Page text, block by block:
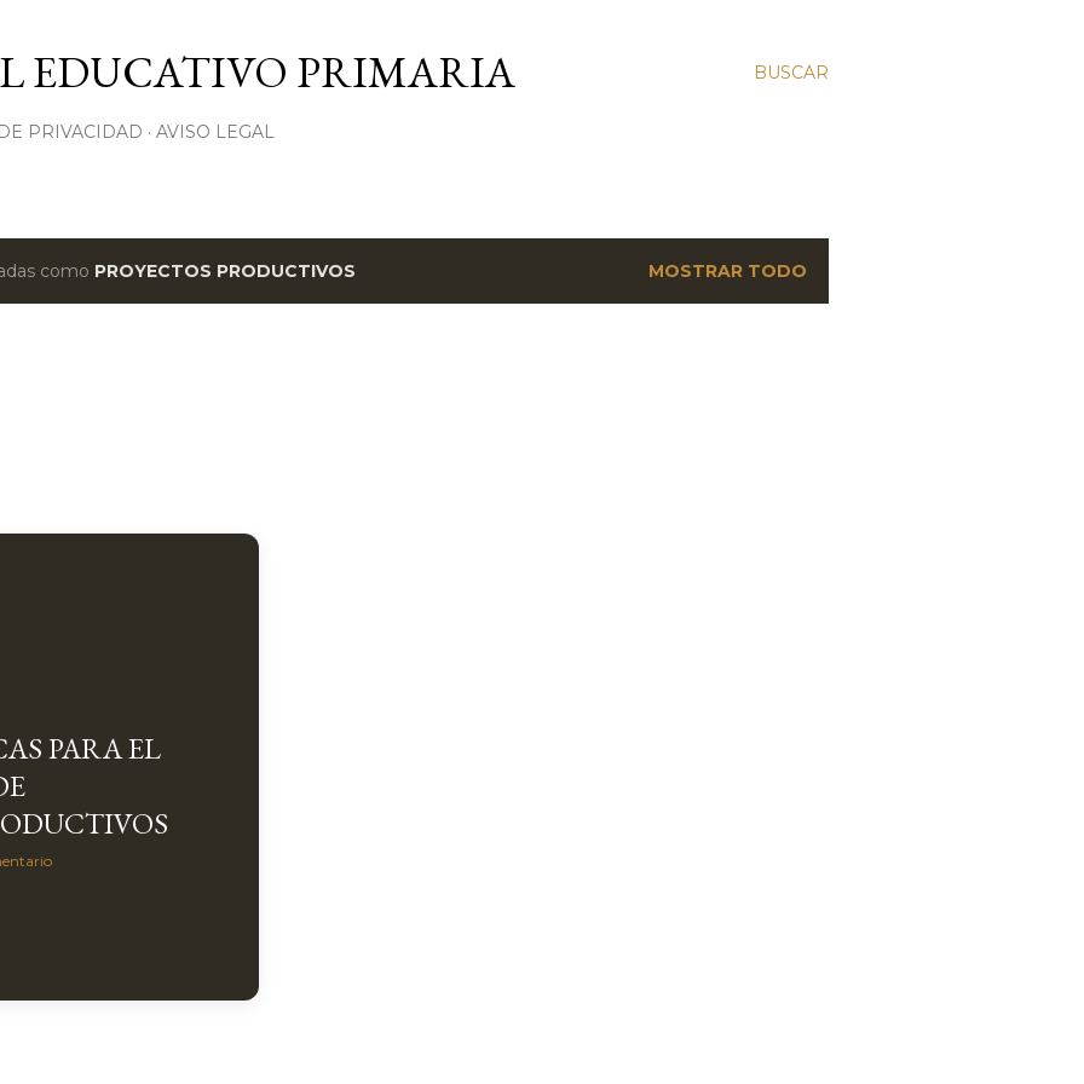
BUSCAR
EDUCATIVO PRIMARIA
PRIVACIDAD AVISO LEGAL
como PROYECTOS PRODUCTIVOS MOSTRAR TODO
PARA EL